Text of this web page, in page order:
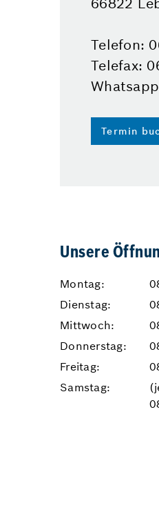
Telefon:
Telefax:
Termin
Unsere
Montag:
Dienstag:
Mittwoch:
Donnerstag:
Freitag:
Samstag: